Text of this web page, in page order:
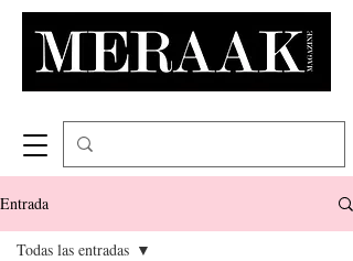
Entrada
Todas las entradas